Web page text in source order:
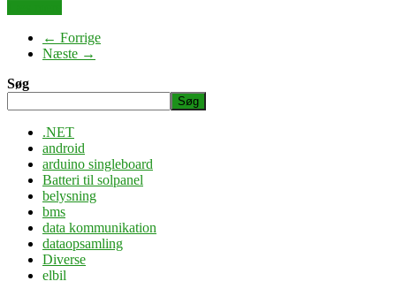
← Forrige
Næste →
Søg
Søg
.NET
android
arduino singleboard
Batteri til solpanel
belysning
bms
data kommunikation
dataopsamling
Diverse
elbil